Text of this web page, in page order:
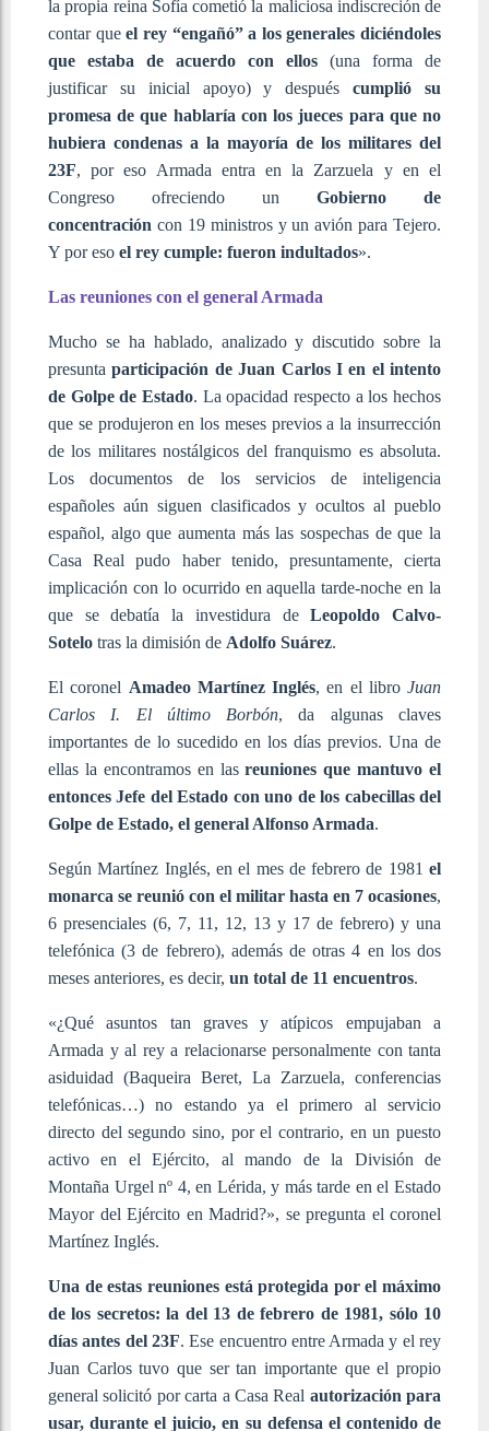
la propia reina Sofía cometió la maliciosa indiscreción de
contar queel rey “engañó” a los generales diciéndoles
que estaba de acuerdo con ellos (una forma de
justificar su inicial apoyo) y despuéscumplió su
promesa de que hablaría con los jueces para que no
hubiera condenas a la mayoría de los militares del
23F, por eso Armada entra en la Zarzuela y en el
Congreso ofreciendo un Gobierno de
concentración con 19 ministros y un avión para Tejero.
Y por eso el rey cumple: fueron indultados».
Las reuniones con el general Armada
Mucho se ha hablado, analizado y discutido sobre la
presuntaparticipación de Juan Carlos I en el intento
de Golpe de Estado. La opacidad respecto a los hechos
que se produjeron en los meses previos a la insurrección
de los militares nostálgicos del franquismo es absoluta.
Los documentos de los servicios de inteligencia
españoles aún siguen clasificados y ocultos al pueblo
español, algo que aumenta más las sospechas de que la
Casa Real pudo haber tenido, presuntamente, cierta
implicación con lo ocurrido en aquella tarde-noche en la
que se debatía la investidura deLeopoldo Calvo-
Sotelo tras la dimisión de Adolfo Suárez.
El coronel Amadeo Martínez Inglés, en el libro Juan
Carlos I. El último Borbón, da algunas claves
importantes de lo sucedido en los días previos. Una de
ellas la encontramos en lasreuniones que mantuvo el
entonces Jefe del Estado con uno de los cabecillas del
Golpe de Estado, el general Alfonso Armada.
Según Martínez Inglés, en el mes de febrero de 1981 el
monarca se reunió con el militar hasta en 7 ocasiones,
6 presenciales (6, 7, 11, 12, 13 y 17 de febrero) y una
telefónica (3 de febrero), además de otras 4 en los dos
meses anteriores, es decir, un total de 11 encuentros.
«¿Qué asuntos tan graves y atípicos empujaban a
Armada y al rey a relacionarse personalmente con tanta
asiduidad (Baqueira Beret, La Zarzuela, conferencias
telefónicas…) no estando ya el primero al servicio
directo del segundo sino, por el contrario, en un puesto
activo en el Ejército, al mando de la División de
Montaña Urgel nº 4, en Lérida, y más tarde en el Estado
Mayor del Ejército en Madrid?», se pregunta el coronel
Martínez Inglés.
Una de estas reuniones está protegida por el máximo
de los secretos: la del 13 de febrero de 1981, sólo 10
días antes del 23F. Ese encuentro entre Armada y el rey
Juan Carlos tuvo que ser tan importante que el propio
general solicitó por carta a Casa Real autorización para
usar, durante el juicio, en su defensa el contenido de